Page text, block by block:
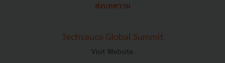
ส่งบทความ
Techsauce Global Summit
Visit Website